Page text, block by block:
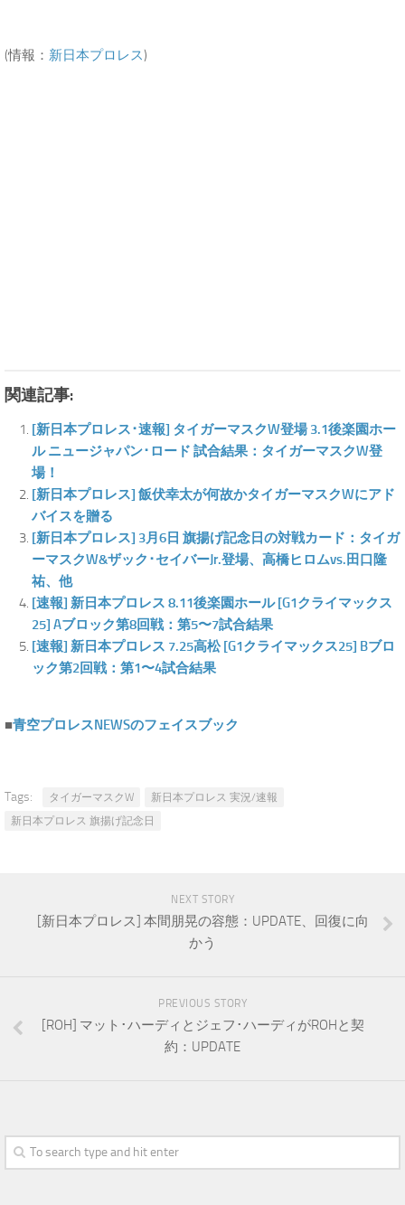
(情報： 新日本プロレス)
関連記事:
[新日本プロレス･速報] タイガーマスクW登場 3.1後楽園ホー
ル ニュージャパン･ロード 試合結果：タイガーマスクW登
場！
[新日本プロレス] 飯伏幸太が何故かタイガーマスクWにアド
バイスを贈る
[新日本プロレス] 3月6日 旗揚げ記念日の対戦カード：タイガ
ーマスクW&ザック･セイバーJr.登場、高橋ヒロムvs.田口隆
祐、他
[速報] 新日本プロレス 8.11後楽園ホール [G1クライマックス
25] Aブロック第8回戦：第5〜7試合結果
[速報] 新日本プロレス 7.25高松 [G1クライマックス25] Bブロ
ック第2回戦：第1〜4試合結果
■青空プロレスNEWSのフェイスブック
Tags: タイガーマスクW
新日本プロレス 実況/速報
新日本プロレス 旗揚げ記念日
NEXT STORY
[新日本プロレス] 本間朋晃の容態：UPDATE、回復に向
かう
PREVIOUS STORY
[ROH] マット･ハーディとジェフ･ハーディがROHと契
約：UPDATE